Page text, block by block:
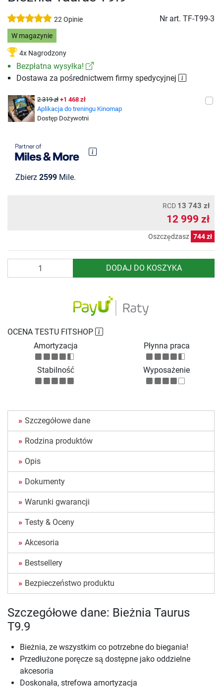
22 Opinie Nr art. TF-T99-3
W magazynie
4x Nagrodzony
Bezpłatna wysyłka!
Dostawa za pośrednictwem firmy spedycyjnej
2 319 zł +1 468 zł
Aplikacja do treningu Kinomap
Dostęp Dożywotni
Zbierz 2599 Mile.
RCD 13 743 zł
12 999 zł
Oszczędzasz 744 zł
DODAJ DO KOSZYKA
OCENA TESTU FITSHOP
Amortyzacja
Płynna praca
Stabilność Wyposażenie
Szczegółowe dane
Rodzina produktów
Opis
Dokumenty
Warunki gwarancji
Testy & Oceny
Akcesoria
Bestsellery
Bezpieczeństwo produktu
Szczegółowe dane: Bieżnia Taurus
T9.9
Bieżnia, ze wszystkim co potrzebne do biegania!
Przedłużone poręcze są dostępne jako oddzielne
akcesoria
Doskonała, strefowa amortyzacja